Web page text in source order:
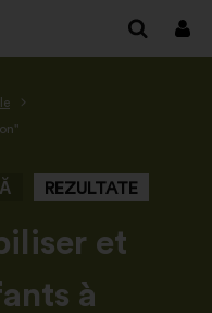
REZULTATE
et
à